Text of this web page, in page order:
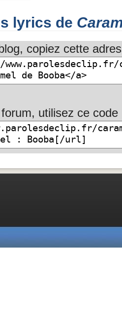
lyrics de
copiez cette
utilisez ce code